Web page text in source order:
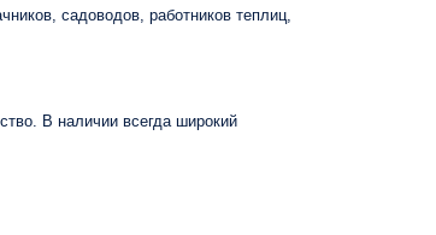
садоводов, работников теплиц,
В наличии всегда широкий